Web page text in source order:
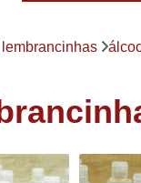
Lembrancinhas
de aniversário
Lembrancinhas
de batizados